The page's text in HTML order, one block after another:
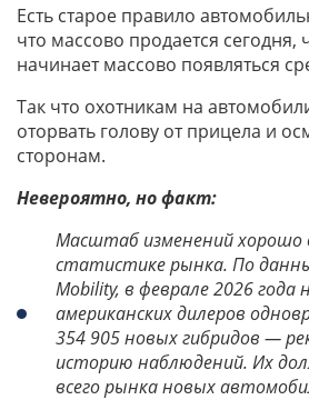
Есть старое правило
что массово продается сегодня,
начинает массово появляться
Так что охотникам на
оторвать голову от прицела и
сторонам.
Невероятно, но факт:
Масштаб изменений хорошо
статистике рынка. По
Mobility, в феврале 2026 года
американских дилеров
354 905 новых гибридов —
историю наблюдений. Их
всего рынка новых